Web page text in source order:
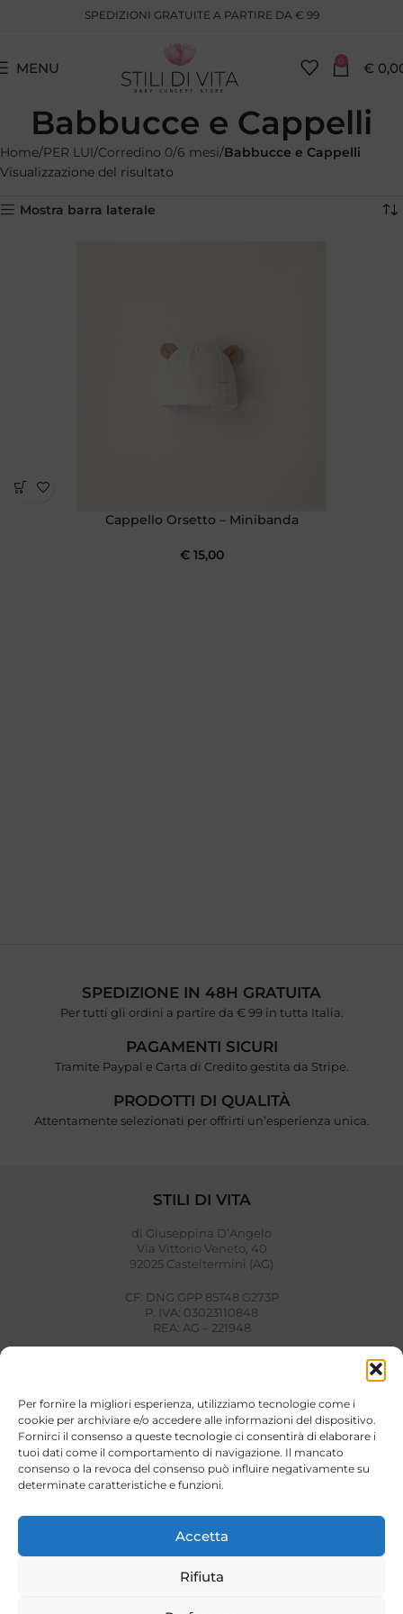
Per fornire la migliori esperienza, utilizziamo tecnologie come i
cookie per archiviare e/o accedere alle informazioni del dispositivo.
Fornirci il consenso a queste tecnologie ci consentirà di elaborare i
tuoi dati come il comportamento di navigazione. Il mancato
consenso o la revoca del consenso può influire negativamente su
determinate caratteristiche e funzioni.
Accetta
Rifiuta
SPEDIZIONI GRATUITE A PARTIRE DA € 99
MENU 0 €
Babbucce e Cappelli
Home PER LUI Corredino 0/6 mesi Babbucce e Cappelli
Visualizzazione del risultato
Mostra barra laterale
Cappello Orsetto – Minibanda
€15,00
SPEDIZIONE IN 48H GRATUITA
Per tutti gli ordini a partire da € 99 in tutta Italia.
PAGAMENTI SICURI
Tramite Paypal e Carta di Credito gestita da Stripe.
PRODOTTI DI QUALITÀ
Attentamente selezionati per offrirti un’esperienza unica.
STILI DI VITA
di Giuseppina D’Angelo
Via Vittorio Veneto, 40
92025 Casteltermini (AG)
CF: DNG GPP 85T48 G273P
P. IVA: 03023110848
REA: AG – 221948
PAGAMENTI
SPEDIZIONI E RESI
PRIVACY POLICY
COOKIE POLICY
Tel.: +39 328 957 0556